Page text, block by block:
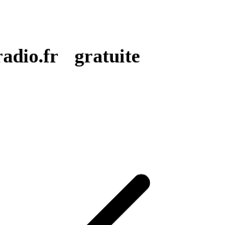
radio.fr gratuite